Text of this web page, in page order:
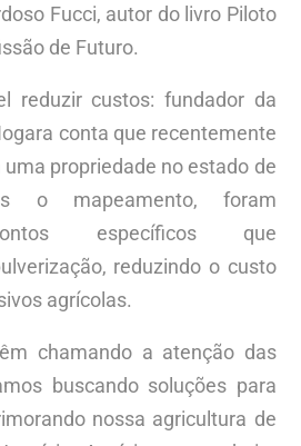
Fucci, autor do livro Piloto
de Futuro.
reduzir custos: fundador da
conta que recentemente
propriedade no estado de
o mapeamento, foram
específicos que
reduzindo o custo
agrícolas.
chamando a atenção das
buscando soluções para
nossa agricultura de